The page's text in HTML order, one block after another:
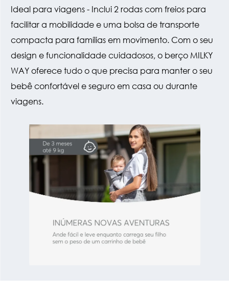
Ideal para viagens - Inclui 2 rodas com freios para
facilitar a mobilidade e uma bolsa de transporte
compacta para famílias em movimento. Com o seu
design e funcionalidade cuidadosos, o berço MILKY
WAY oferece tudo o que precisa para manter o seu
bebê confortável e seguro em casa ou durante
viagens.